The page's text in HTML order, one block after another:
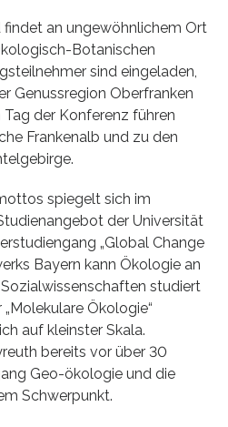
an ungewöhnlichem Ort
Botanischen
sind eingeladen,
Genussregion Oberfranken
der Konferenz führen
Frankenalb und zu den
spiegelt sich im
der Universität
„Global Change
Bayern kann Ökologie an
studiert
Ökologie“
auf kleinster Skala.
bereits vor über 30
Geo-ökologie und die
Schwerpunkt.